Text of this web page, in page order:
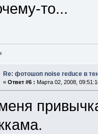
то...
Re: фотошоп noise reduсe в
« Ответ #6 : Марта 02, 2008,